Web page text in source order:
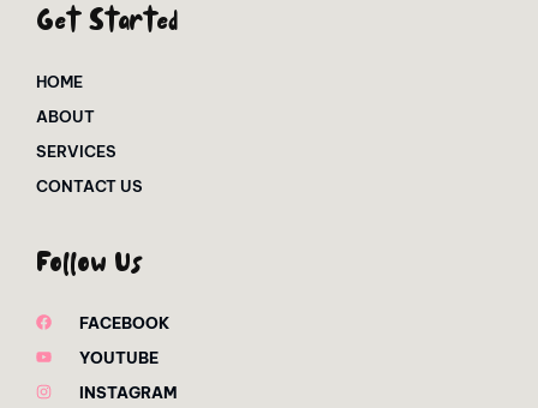
Get Started
HOME
ABOUT
SERVICES
CONTACT US
Follow Us
FACEBOOK
YOUTUBE
INSTAGRAM